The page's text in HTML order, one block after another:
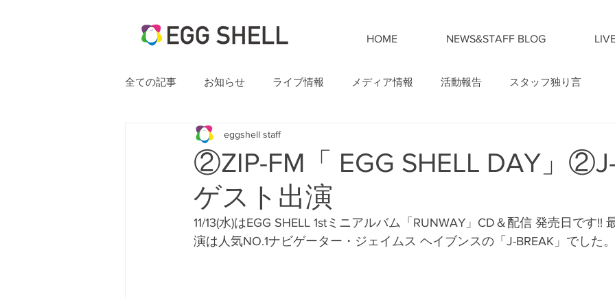
HOME NEWS&STAFF BLOG
全ての記事 お知らせ ライブ情報 メディア情報 活動報告 スタッフ独り言
②ZIP-FM「 EGG SHELL DAY」
ゲスト出演
eggshell staff
11/13(水)はEGG SHELL 1stミニアルバム「RUNWAY」CD＆配信 発売日です!!
演は人気NO.1ナビゲーター・ジェイムス ヘイブンスの「J-BREAK」でした。